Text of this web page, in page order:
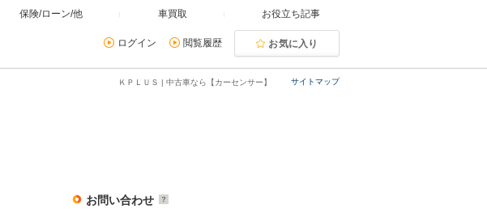
保険/ローン/他 車買取 お役立ち記事
ログイン 閲覧履歴 お気に入り
サイトマップ
ＫＰＬＵＳ | 中古車なら【カーセンサー】
お問い合わせ